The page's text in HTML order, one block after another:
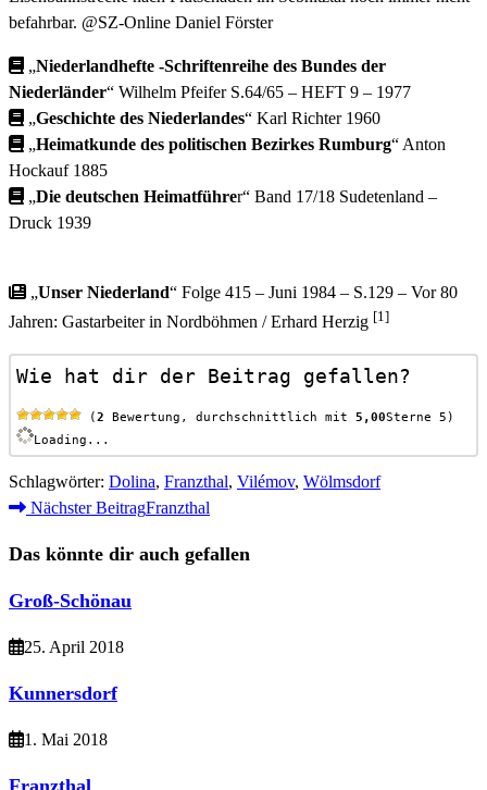
befahrbar. @SZ-Online Daniel Förster
„Niederlandhefte -Schriftenreihe des Bundes der
Niederländer“ Wilhelm Pfeifer S.64/65 – HEFT 9 – 1977
„Geschichte des Niederlandes“ Karl Richter 1960
„Heimatkunde des politischen Bezirkes Rumburg“ Anton
Hockauf 1885
„Die deutschen Heimatführer“ Band 17/18 Sudetenland –
Druck 1939
„Unser Niederland“ Folge 415 – Juni 1984 – S.129 – Vor 80
Jahren: Gastarbeiter in Nordböhmen / Erhard Herzig [1]
Wie hat dir der Beitrag gefallen?
(2 Bewertung, durchschnittlich mit 5,00Sterne 5)
Loading...
Schlagwörter: Dolina, Franzthal, Vilémov, Wölmsdorf
Weitere
Nächster BeitragFranzthal
Das könnte dir auch gefallen
Groß-Schönau
25. April 2018
Kunnersdorf
1. Mai 2018
Franzthal